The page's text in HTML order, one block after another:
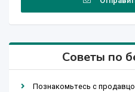
Советы по
Познакомьтесь с